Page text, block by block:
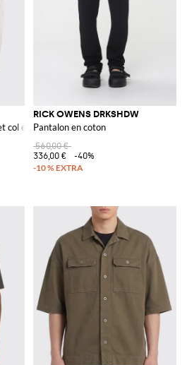
col en V en coton avec fermeture à boutons
RICK OWENS DRKSHDW
Pantalon en coton
560,00 €
336,00 €
-40%